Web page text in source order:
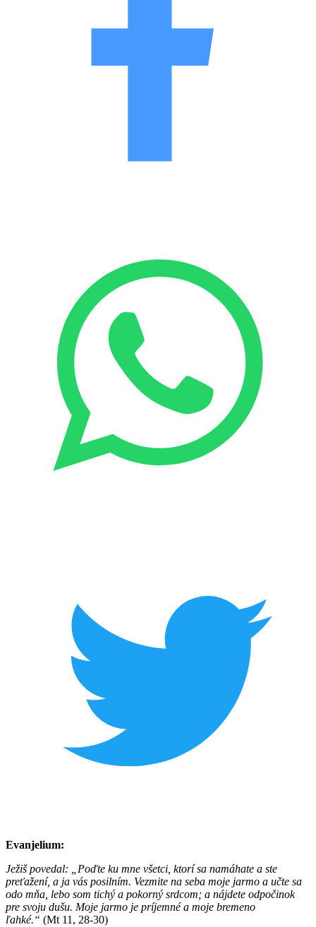
Evanjelium:
Ježiš povedal: „Poďte ku mne všetci, ktorí sa namáhate a ste
preťažení, a ja vás posilním. Vezmite na seba moje jarmo a učte sa
odo mňa, lebo som tichý a pokorný srdcom; a nájdete odpočinok
pre svoju dušu. Moje jarmo je príjemné a moje bremeno
ľahké.“ (Mt 11, 28-30)